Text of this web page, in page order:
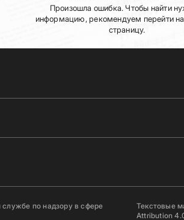
Произошла ошибка. Чтобы найти
информацию, рекомендуем перейти
страницу.
службе по надзору в сфере
Текстовые
Attribution